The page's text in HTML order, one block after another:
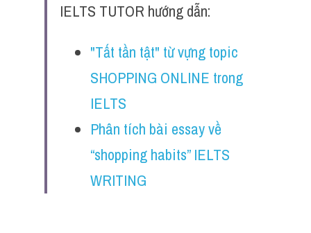
IELTS TUTOR hướng dẫn:
"Tất tần tật" từ vựng topic
SHOPPING ONLINE trong
IELTS
Phân tích bài essay về
“shopping habits” IELTS
WRITING